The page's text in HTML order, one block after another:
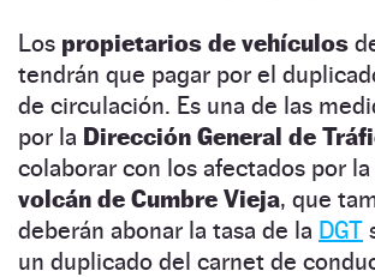
Los propietarios de vehículos
tendrán que pagar por el
de circulación. Es una de las
por la Dirección General de
colaborar con los afectados por la
volcán de Cumbre Vieja, que
deberán abonar la tasa de la DGT
un duplicado del carnet de